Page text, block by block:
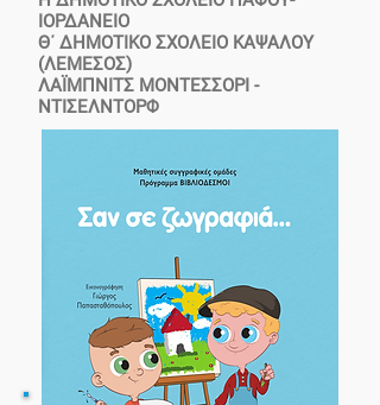
ΙΟΡΔΑΝΕΙΟ
Θ΄ ΔΗΜΟΤΙΚΟ ΣΧΟΛΕΙΟ ΚΑΨΑΛΟΥ
(ΛΕΜΕΣΟΣ)
ΛΑΪΜΠΝΙΤΣ ΜΟΝΤΕΣΣΟΡΙ -
ΝΤΙΣΕΛΝΤΟΡΦ